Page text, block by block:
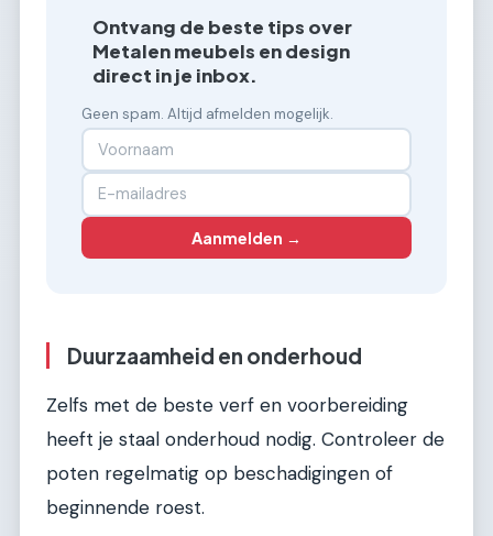
Ontvang de beste tips over
Metalen meubels en design
direct in je inbox.
Geen spam. Altijd afmelden mogelijk.
Aanmelden →
Duurzaamheid en onderhoud
Zelfs met de beste verf en voorbereiding
heeft je staal onderhoud nodig. Controleer de
poten regelmatig op beschadigingen of
beginnende roest.